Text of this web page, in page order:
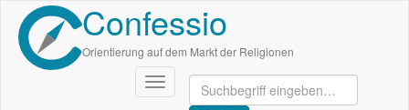
Direkt
zum
Inhalt
Confessio
Orientierung auf dem Markt der Religionen
Navigation
aktivieren/deaktivieren